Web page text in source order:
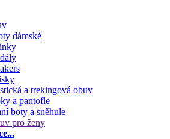
dámské
a trekingová obuv
a pantofle
boty a sněhule
pro ženy